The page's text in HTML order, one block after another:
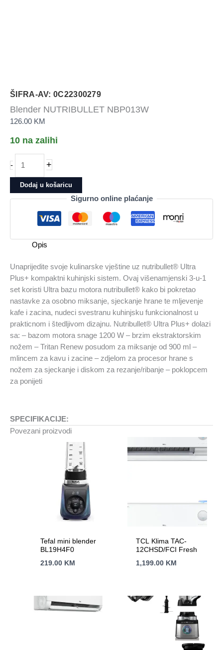
ŠIFRA-AV: 0C22300279
Blender NUTRIBULLET NBP013W
126.00 KM
10 na zalihi
-
NUTRIBULLET
NBP013W
količina
+
Dodaj u košaricu
Sigurno online plaćanje
Opis
Unaprijedite svoje kulinarske vještine uz nutribullet® Ultra
Plus+ kompaktni kuhinjski sistem. Ovaj višenamjenski 3-u-1
set koristi Ultra bazu motora nutribullet® kako bi pokretao
nastavke za osobno miksanje, sjeckanje hrane te mljevenje
kafe i zacina, nudeci svestranu kuhinjsku funkcionalnost u
prakticnom i štedljivom dizajnu. Nutribullet® Ultra Plus+ dolazi
sa: – bazom motora snage 1200 W – brzim ekstraktorskim
nožem – Tritan Renew posudom za miksanje od 900 ml –
mlincem za kavu i zacine – zdjelom za procesor hrane s
nožem za sjeckanje i diskom za rezanje/ribanje – poklopcem
za ponijeti
SPECIFIKACIJE:
Povezani proizvodi
Tefal mini blender
BL19H4F0
219.00 KM
TCL Klima TAC-
12CHSD/FCI Fresh
1,199.00 KM